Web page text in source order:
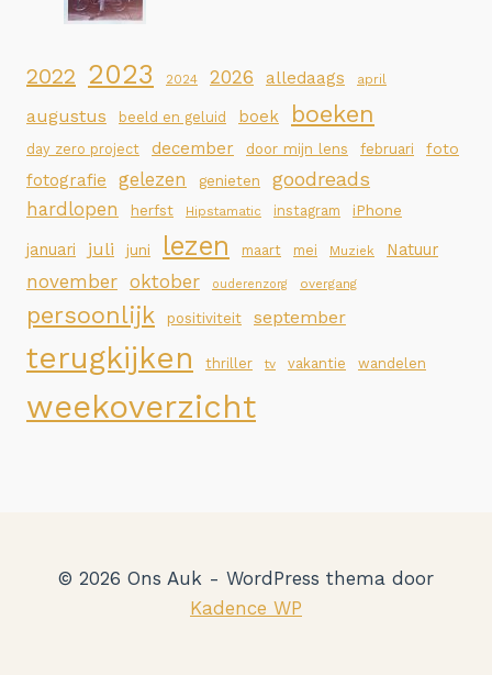
2022 2023 2024 2026 alledaags april
augustus beeld en geluid boek boeken
day zero project december door mijn lens februari foto
fotografie gelezen genieten goodreads
hardlopen herfst Hipstamatic instagram iPhone
januari juli juni lezen maart mei Muziek Natuur
november oktober ouderenzorg overgang
persoonlijk positiviteit september
terugkijken thriller tv vakantie wandelen
weekoverzicht
© 2026 Ons Auk - WordPress thema door
Kadence WP